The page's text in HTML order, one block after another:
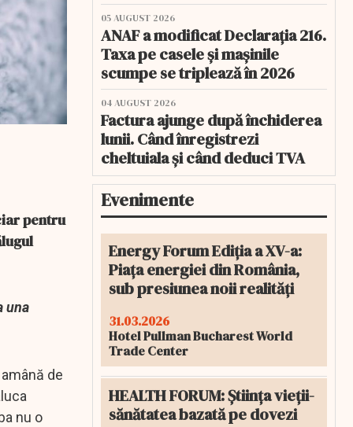
pentru
una
de
nu o
05 AUGUST 2026
ANAF a modificat Declarația 216.
Taxa pe casele și mașinile
scumpe se triplează în 2026
04 AUGUST 2026
Factura ajunge după închiderea
lunii. Când înregistrezi
cheltuiala și când deduci TVA
Evenimente
Energy Forum Ediția a XV-a:
Piața energiei din România,
sub presiunea noii realități
31.03.2026
Hotel Pullman Bucharest World
Trade Center
HEALTH FORUM: Știința vieții-
sănătatea bazată pe dovezi